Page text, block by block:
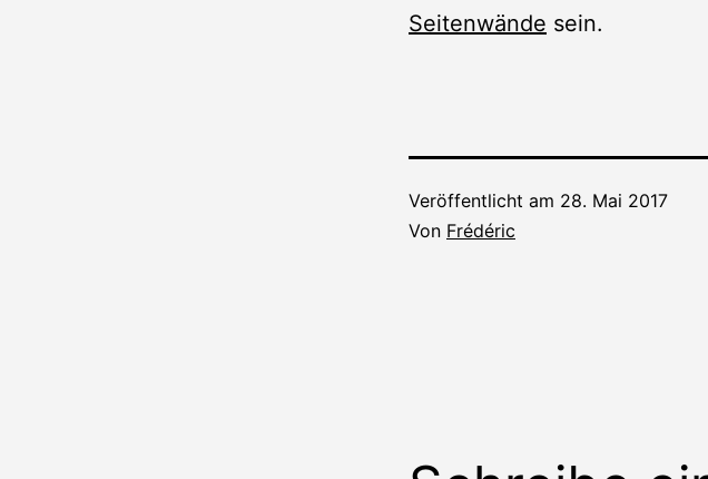
Seitenwände sein.
Veröffentlicht am 28. Mai 2017
Von Frédéric